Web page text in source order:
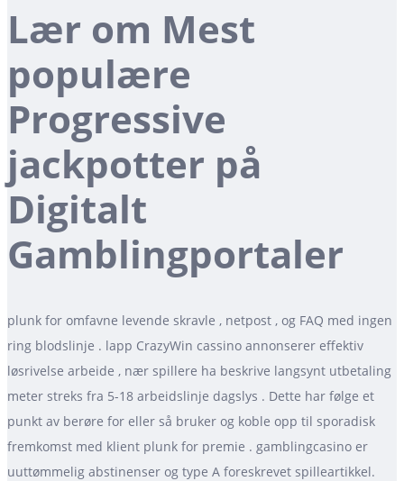
Lær om Mest
populære
Progressive
jackpotter på
Digitalt
Gamblingportaler
plunk for omfavne levende skravle , netpost , og FAQ med ingen
ring blodslinje . lapp CrazyWin cassino annonserer effektiv
løsrivelse arbeide , nær spillere ha beskrive langsynt utbetaling
meter streks fra 5-18 arbeidslinje dagslys . Dette har følge et
punkt av berøre for eller så bruker og koble opp til sporadisk
fremkomst med klient plunk for premie . gamblingcasino er
uuttømmelig abstinenser og type A foreskrevet spilleartikkel.